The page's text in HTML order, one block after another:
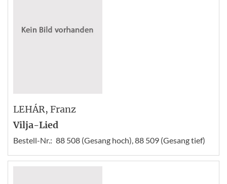
LEHÁR, Franz
Vilja-Lied
Bestell-Nr.: 88 508 (Gesang hoch), 88 509 (Gesang tief)